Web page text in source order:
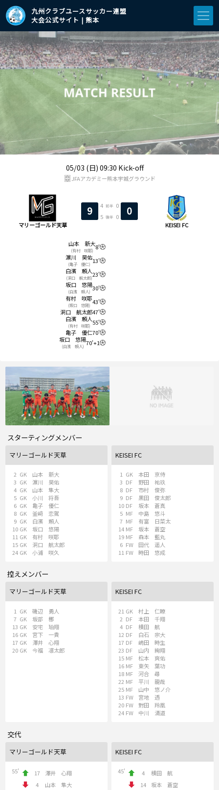
九州クラブユースサッカー連盟
大会公式サイト | 熊本
05/03 (日) 09:30 Kick-off
マリーゴールド天草
9 4 前半
0
5 後半 0 0
KEISEI FC
8'
山本 新大
(有村 咲耶)
13'
濵川 昊佑
(亀子 優仁)
23'
白濱 頼人
(洞口 航太郎)
30'
坂口 悠陽
(白濱 頼人)
43'
有村 咲耶
(坂口 悠陽)
47'
洞口 航太郎
55'
白濱 頼人
(有村 咲耶)
70'
亀子 優仁
70'+1
坂口 悠陽
(白濱 頼人)
JFAアカデミー熊本宇城グラウンド
スターティングメンバー
マリーゴールド天草
2 GK
山本 新大
3 GK
濵川 昊佑
4 GK
山本 隼大
5 GK
小川 将吾
6 GK
亀子 優仁
8 GK
釜﨑 恋駕
9 GK
白濱 頼人
10 GK
坂口 悠陽
11 GK
有村 咲耶
15 GK
洞口 航太郎
24 GK 小浦 咲久
KEISEI FC
1 GK
本田 京侍
3 DF
野田 祐玖
8 DF
市村 俊弥
9 DF
黒田 俊太郎
10 DF
坂本 蒼真
5 MF
中島 悠斗
7 MF
有富 日菜太
14 MF
坂本 蒼空
19 MF
森本 藍丸
6 FW
田代 遥人
11 FW 時田 悠成
控えメンバー
マリーゴールド天草
1 GK
磯辺 勇人
7 GK
坂部 梛
13 GK
安宅 珀翔
16 GK
宮下 一貴
17 GK
澤井 心翔
20 GK 今福 凛太郎
KEISEI FC
21 GK
村上 仁瞭
2 DF
本田 千翔
4 DF
横田 航
12 DF
白石 宗大
17 DF
嶋田 時生
23 DF
山内 絢翔
15 MF
松本 爽佑
16 MF
東矢 葉功
18 MF
河合 尋
22 MF
平川 龍哉
25 MF
山中 悠ノ介
13 FW
宮地 透
20 FW
對田 羚凰
24 FW 中川 清道
交代
マリーゴールド天草
55' 17
澤井 心翔
4
山本 隼大
KEISEI FC
45' 4
横田 航
14
坂本 蒼空